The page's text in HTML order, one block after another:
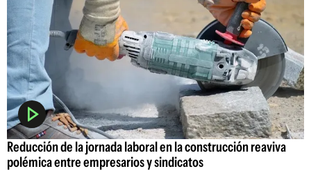
Reducción de la jornada laboral en la construcción reaviva
polémica entre empresarios y sindicatos